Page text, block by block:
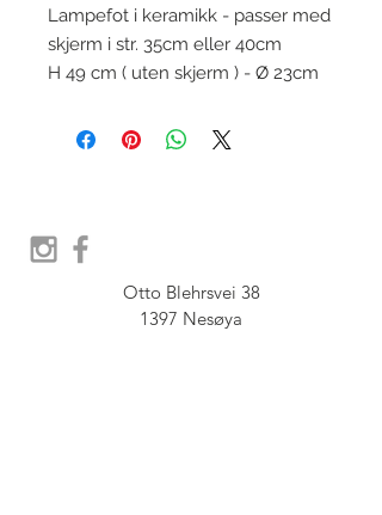
Lampefot i keramikk - passer med
skjerm i str. 35cm eller 40cm
H 49 cm ( uten skjerm ) - Ø 23cm
Otto Blehrsvei 38
1397 Nesøya